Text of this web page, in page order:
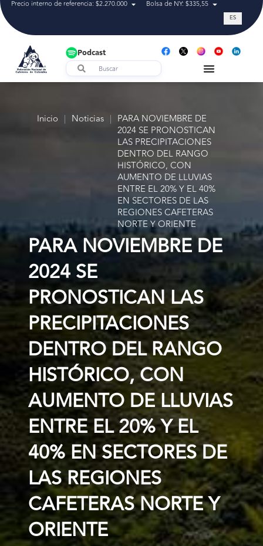
Precio interno de referencia: $2.270.000 Bolsa de NY: $335,55 Tasa de
ES
Podcast
Inicio | Noticias | PARA NOVIEMBRE DE
2024 SE PRONOSTICAN
LAS PRECIPITACIONES
DENTRO DEL RANGO
HISTÓRICO, CON
AUMENTO DE LLUVIAS
ENTRE EL 20% Y EL 40%
EN SECTORES DE LAS
REGIONES CAFETERAS
NORTE Y ORIENTE
PARA NOVIEMBRE DE
2024 SE
PRONOSTICAN LAS
PRECIPITACIONES
DENTRO DEL RANGO
HISTÓRICO, CON
AUMENTO DE LLUVIAS
ENTRE EL 20% Y EL
40% EN SECTORES DE
LAS REGIONES
CAFETERAS NORTE Y
ORIENTE